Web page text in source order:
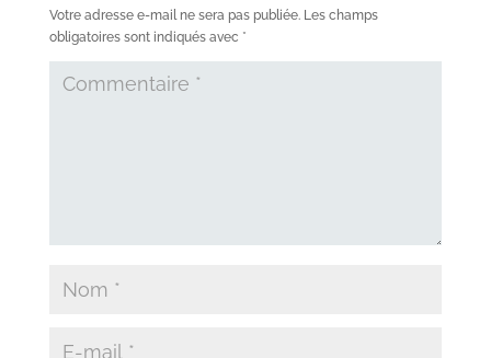
Votre adresse e-mail ne sera pas publiée. Les champs
obligatoires sont indiqués avec *